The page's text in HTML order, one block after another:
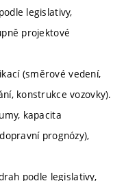
legislativy,
projektové
(směrové vedení,
konstrukce vozovky).
kapacita
prognózy),
podle legislativy,